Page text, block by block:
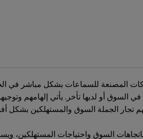
المصنعة للسماعات بشكل مباشر في
أو لديها تأخر. يأتي إلهامهم
تجار الجملة السوق والمستهلكين بشكل